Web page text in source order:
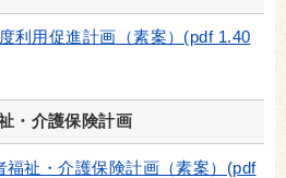
利用促進計画（素案）(pdf 1.40
・介護保険計画
福祉・介護保険計画（素案）(pdf